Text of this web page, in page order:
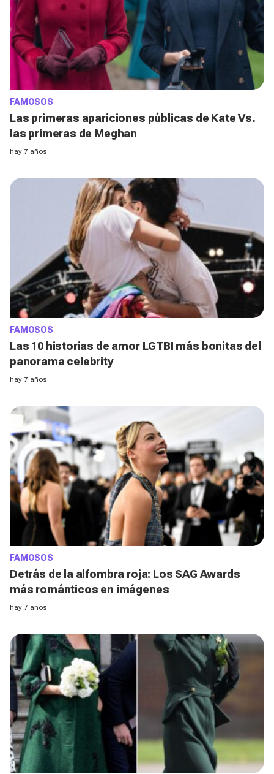
FAMOSOS
Las primeras apariciones públicas de Kate Vs.
las primeras de Meghan
hay 7 años
FAMOSOS
Las 10 historias de amor LGTBI más bonitas del
panorama celebrity
hay 7 años
FAMOSOS
Detrás de la alfombra roja: Los SAG Awards
más románticos en imágenes
hay 7 años